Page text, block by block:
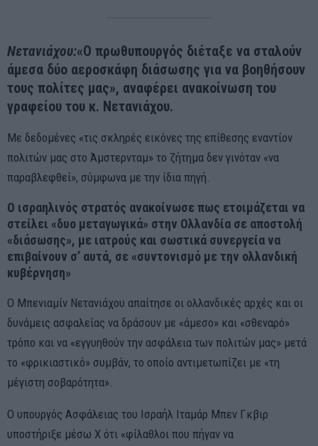
Νετανιάχου:«Ο πρωθυπουργός διέταξε να σταλούν
άμεσα δύο αεροσκάφη διάσωσης για να βοηθήσουν
τους πολίτες μας», αναφέρει ανακοίνωση του
γραφείου του κ. Νετανιάχου.
Με δεδομένες «τις σκληρές εικόνες της επίθεσης εναντίον
πολιτών μας στο Άμστερνταμ» το ζήτημα δεν γινόταν «να
παραβλεφθεί», σύμφωνα με την ίδια πηγή.
Ο ισραηλινός στρατός ανακοίνωσε πως ετοιμάζεται να
στείλει «δυο μεταγωγικά» στην Ολλανδία σε αποστολή
«διάσωσης», με ιατρούς και σωστικά συνεργεία να
επιβαίνουν σ’ αυτά, σε «συντονισμό με την ολλανδική
κυβέρνηση»
Ο Μπενιαμίν Νετανιάχου απαίτησε οι ολλανδικές αρχές και οι
δυνάμεις ασφαλείας να δράσουν με «άμεσο» και «σθεναρό»
τρόπο και να «εγγυηθούν την ασφάλεια των πολιτών μας» μετά
το «φρικιαστικό» συμβάν, το οποίο αντιμετωπίζει με «τη
μέγιστη σοβαρότητα».
Ο υπουργός Ασφάλειας του Ισραήλ Ιταμάρ Μπεν Γκβιρ
υποστήριξε μέσω X ότι «φίλαθλοι που πήγαν να